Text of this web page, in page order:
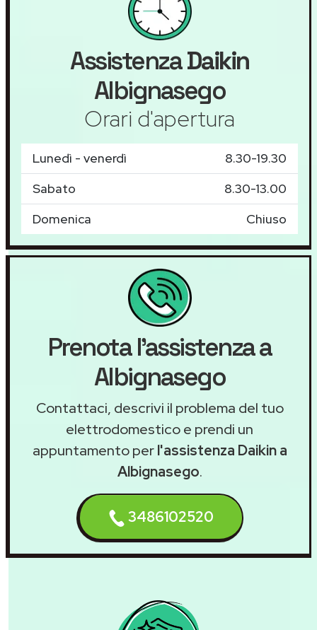
AssistenzaDaikin
Albignasego
Orari d'apertura
Lunedì - venerdì
8.30-19.30
Sabato
8.30-13.00
Domenica
Chiuso
Prenota l'assistenza a
Albignasego
Contattaci, descrivi il problema del tuo
elettrodomestico e prendi un
appuntamento perl'assistenza Daikin a
Albignasego.
3486102520